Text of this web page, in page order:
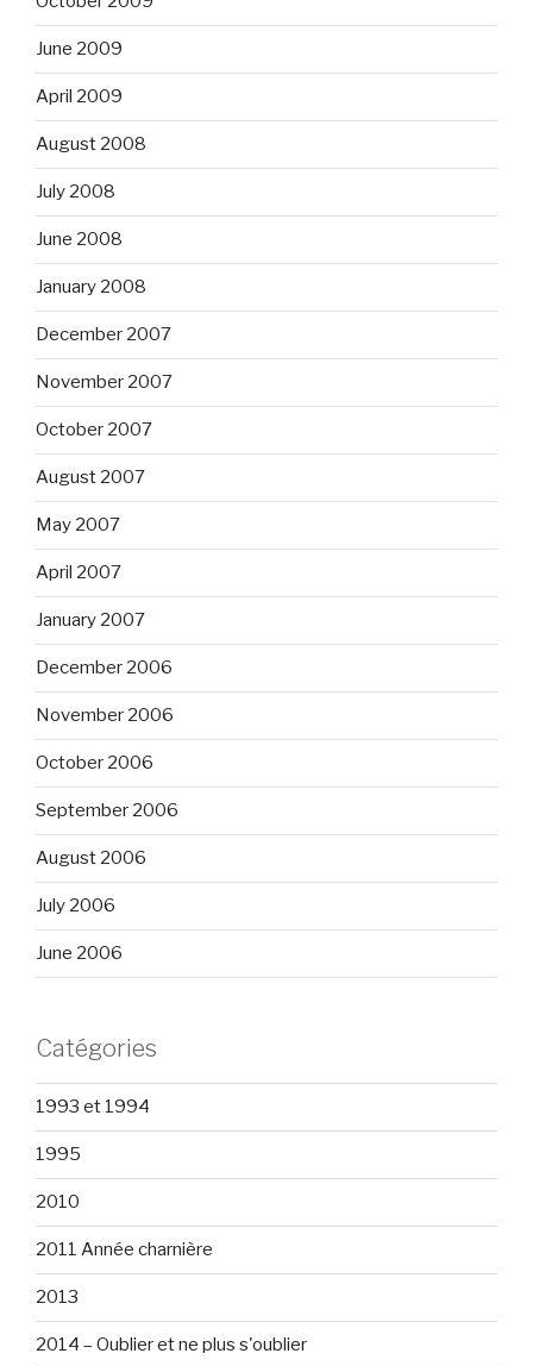
June 2009
April 2009
August 2008
July 2008
June 2008
January 2008
December 2007
November 2007
October 2007
August 2007
May 2007
April 2007
January 2007
December 2006
November 2006
October 2006
September 2006
August 2006
July 2006
June 2006
Catégories
1993 et 1994
1995
2010
2011 Année charnière
2013
2014 – Oublier et ne plus s'oublier